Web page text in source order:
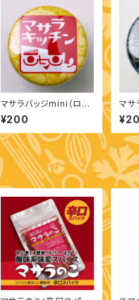
マサラバッジmini（ロ
ゴ）
¥200
マサ
CE